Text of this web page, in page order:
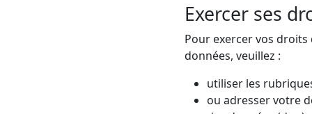
Exercer ses
Pour exercer vos droits
données, veuillez :
utiliser les
ou adresser votre